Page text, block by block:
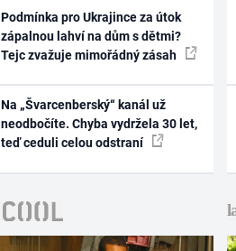
Podmínka pro Ukrajince za útok
zápalnou lahví na dům s dětmi?
Tejc zvažuje mimořádný zásah
Na „Švarcenberský“ kanál už
neodbočíte. Chyba vydržela 30 let,
teď ceduli celou odstraní